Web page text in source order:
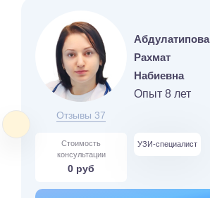
Отзывы 37
Абдулатипова
Рахмат
Набиевна
Опыт 8 лет
Стоимость
консультации
0 руб
УЗИ-специалист